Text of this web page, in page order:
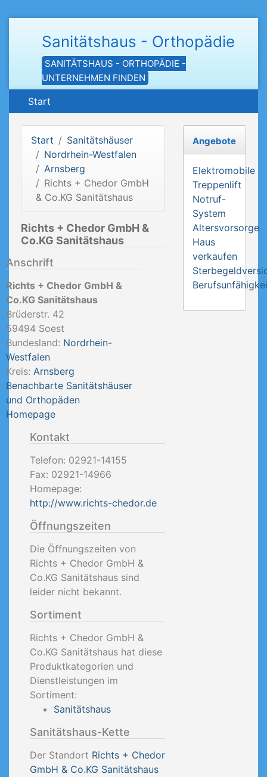
Sanitätshaus - Orthopädie
SANITÄTSHAUS - ORTHOPÄDIE -
UNTERNEHMEN FINDEN
Start
Start
Sanitätshäuser
Nordrhein-Westfalen
Arnsberg
Richts + Chedor GmbH
& Co.KG Sanitätshaus
Richts + Chedor GmbH &
Co.KG Sanitätshaus
Anschrift
Richts + Chedor GmbH &
Co.KG Sanitätshaus
Brüderstr. 42
59494 Soest
Bundesland: Nordrhein-
Westfalen
Kreis: Arnsberg
Benachbarte Sanitätshäuser
und Orthopäden
Homepage
Kontakt
Telefon: 02921-14155
Fax: 02921-14966
Homepage:
http://www.richts-chedor.de
Öffnungszeiten
Die Öffnungszeiten von
Richts + Chedor GmbH &
Co.KG Sanitätshaus sind
leider nicht bekannt.
Sortiment
Richts + Chedor GmbH &
Co.KG Sanitätshaus hat diese
Produktkategorien und
Dienstleistungen im
Sortiment:
Sanitätshaus
Sanitätshaus-Kette
Der Standort Richts + Chedor
GmbH & Co.KG Sanitätshaus
Angebote
Elektromobile
Treppenlift
Notruf-
System
Altersvorsorge
Haus
verkaufen